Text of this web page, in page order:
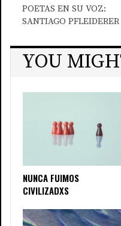
POETAS EN SU VOZ:
SANTIAGO PFLEIDERER
YOU
NUNCA FUIMOS
CIVILIZADXS